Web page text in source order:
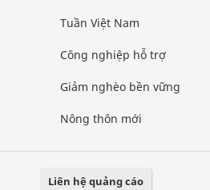
Tuần Việt Nam
Công nghiệp hỗ trợ
Giảm nghèo bền vững
Nông thôn mới
Liên hệ quảng cáo